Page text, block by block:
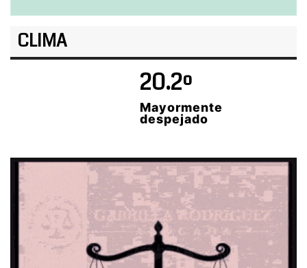
CLIMA
20.2º
Mayormente
despejado